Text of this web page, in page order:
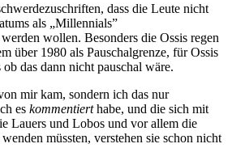
dass die Leute nicht
als „Millennials”
wollen. Besonders die Ossis regen
über 1980 als Pauschalgrenze, für Ossis
das dann nicht pauschal wäre.
mir kam, sondern ich das nur
es kommentierthabe, und die sich mit
Lauers und Lobos und vor allem die
müssten, verstehen sie schon nicht